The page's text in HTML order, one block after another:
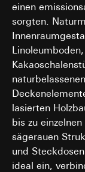
einen
sorgten.
lasierten
bis zu
sägerauen
und
ideal ein,